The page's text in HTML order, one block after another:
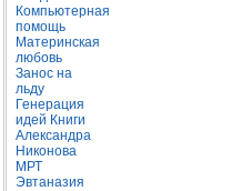
Компьютерная
помощь
Материнская
любовь
Занос на
льду
Генерация
идей Книги
Александра
Никонова
МРТ
Эвтаназия